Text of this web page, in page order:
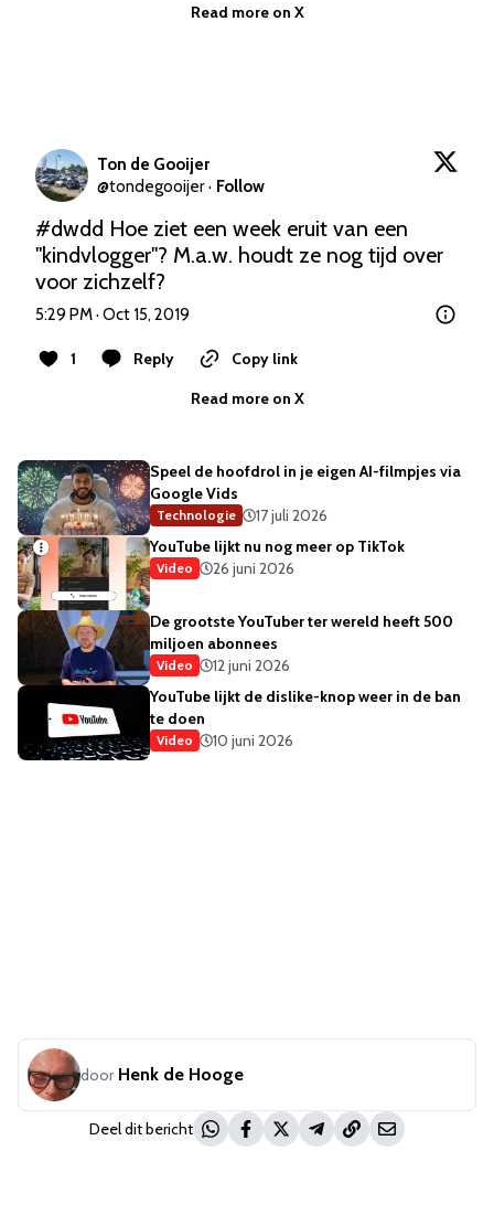
Read more on X
Ton de Gooijer
@tondegooijer · Follow
#dwdd Hoe ziet een week eruit van een
"kindvlogger"? M.a.w. houdt ze nog tijd over
voor zichzelf?
5:29 PM · Oct 15, 2019
1 Reply
Copy link
Read more on X
Speel de hoofdrol in je eigen AI-filmpjes via
Google Vids
Technologie
17 juli 2026
YouTube lijkt nu nog meer op TikTok
Video 26 juni 2026
De grootste YouTuber ter wereld heeft 500
miljoen abonnees
Video
12 juni 2026
YouTube lijkt de dislike-knop weer in de ban
te doen
Video 10 juni 2026
door Henk de Hooge
Deel dit bericht